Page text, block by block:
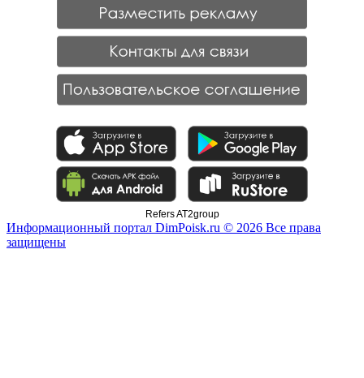
Refers AT2group
Информационный портал DimPoisk.ru © 2026 Все права
защищены